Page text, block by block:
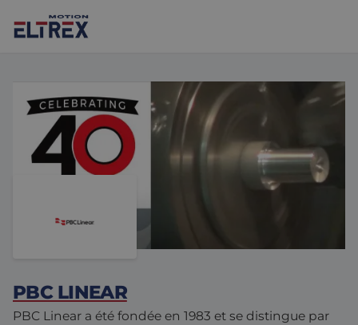
Nos solutions
Solutions de contrôle de mouvement
Sciences de la vie
Actualités
PBC LINEAR
PBC Linear a été fondée en 1983 et se distingue par